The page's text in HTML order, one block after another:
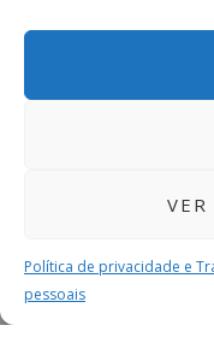
VER
Política de privacidade e
pessoais